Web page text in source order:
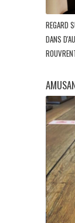
REGARD
DANS